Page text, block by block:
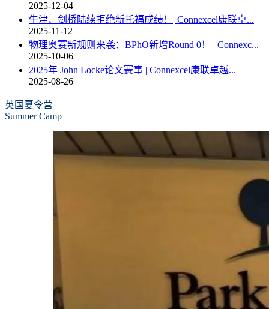
2025-12-04
牛津、剑桥陆续拒绝新托福成绩！| Connexcel康联卓...
2025-11-12
物理奥赛新规则来袭：BPhO新增Round 0！ | Connexc...
2025-10-06
2025年 John Locke论文赛事 | Connexcel康联卓越...
2025-08-26
英国夏令营
Summer Camp